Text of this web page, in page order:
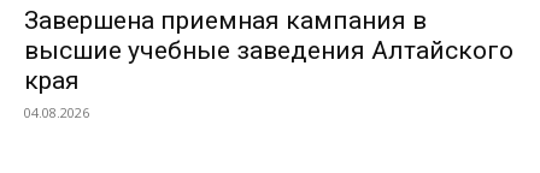
Завершена приемная кампания в
высшие учебные заведения Алтайского
края
04.08.2026